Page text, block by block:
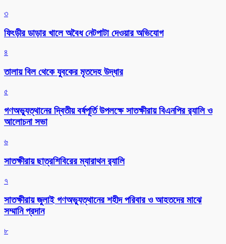
৩
ফিংড়ীর ডাড়ার খালে অবৈধ নেটপাটা দেওয়ার অভিযোগ
৪
তালায় বিল থেকে যুবকের মৃতদেহ উদ্ধার
৫
গণঅভ্যুত্থানের দ্বিতীয় বর্ষপূর্তি উপলক্ষে সাতক্ষীরায় বিএনপির র‌্যালি ও
আলোচনা সভা
৬
সাতক্ষীরায় ছাত্রশিবিরের ম্যারাথন র‌্যালি
৭
সাতক্ষীরায় জুলাই গণঅভ্যুত্থানের শহীদ পরিবার ও আহতদের মাঝে
সম্মানি প্রদান
৮